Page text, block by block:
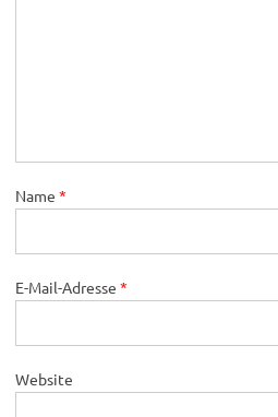
Name *
E-Mail-Adresse *
Website